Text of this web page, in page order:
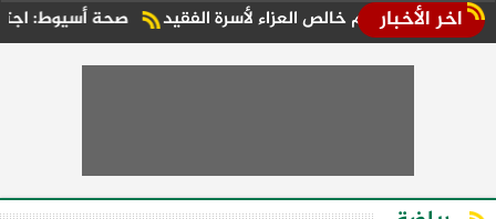
اخر الأخبار صحة أسيوط: اجتماع موسع خالص العزاء لأسرة الفقيد